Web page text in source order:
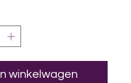
In winkelwagen